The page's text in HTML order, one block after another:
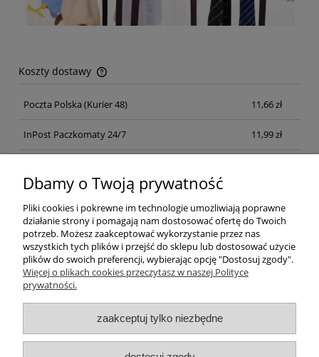
Koszty dostawy
Cena nie zawiera ewentualnych kosztów płatności
Poczta Polska (Kurier 48) 11,66 zł
InPost Paczkomaty 24/7 11,99 zł
Pomoc
Moje konto
Płatności i dostawa
Dbamy o Twoją prywatność
Pliki cookies i pokrewne im technologie umożliwiają poprawne
działanie strony i pomagają nam dostosować ofertę do Twoich
potrzeb. Możesz zaakceptować wykorzystanie przez nas
wszystkich tych plików i przejść do sklepu lub dostosować użycie
plików do swoich preferencji, wybierając opcję "Dostosuj zgody".
Więcej o plikach cookies przeczytasz w naszej Polityce
prywatności.
zaakceptuj tylko niezbędne